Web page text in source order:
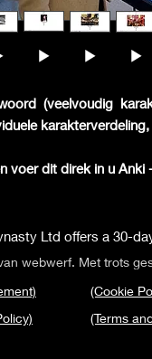
(veelvoudig
voer dit direk in u Anki
Ltd offers a 30-
webwerf. Met trots
(Cookie
(Terms